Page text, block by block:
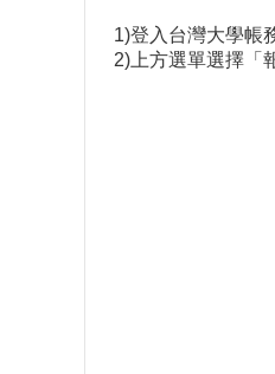
1)登入台灣大學帳
2)上方選單選擇「